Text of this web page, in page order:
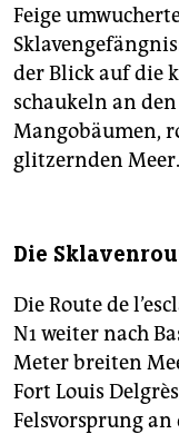
Feige
der Blick auf die
schaukeln an
Mangobäumen,
glitzernden Meer.
Die
Die Route de
N1 weiter nach
Meter breiten
Fort Louis
Felsvorsprung an